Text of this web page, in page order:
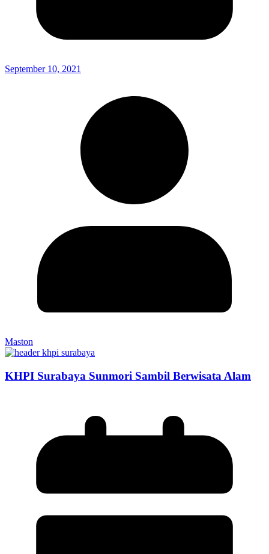
September 10, 2021
Maston
KHPI Surabaya Sunmori Sambil Berwisata Alam